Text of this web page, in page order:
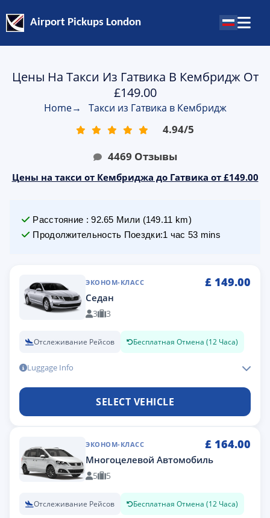
Airport Pickups London
Цены На Такси Из Гатвика В Кембридж От
£149.00
Home→ Такси из Гатвика в Кембридж
4.94/5
4469 Отзывы
Цены на такси от Кембриджа до Гатвика от £149.00
Расстояние :92.65 Мили (149.11 km)
Продолжительность Поездки:1 час 53 mins
ЭКОНОМ-КЛАСС £ 149.00
Седан
3 3
Отслеживание Рейсов Бесплатная Отмена (12 Часа)
Luggage Info
SELECT VEHICLE
ЭКОНОМ-КЛАСС £ 164.00
Многоцелевой Автомобиль
5 5
Отслеживание Рейсов Бесплатная Отмена (12 Часа)